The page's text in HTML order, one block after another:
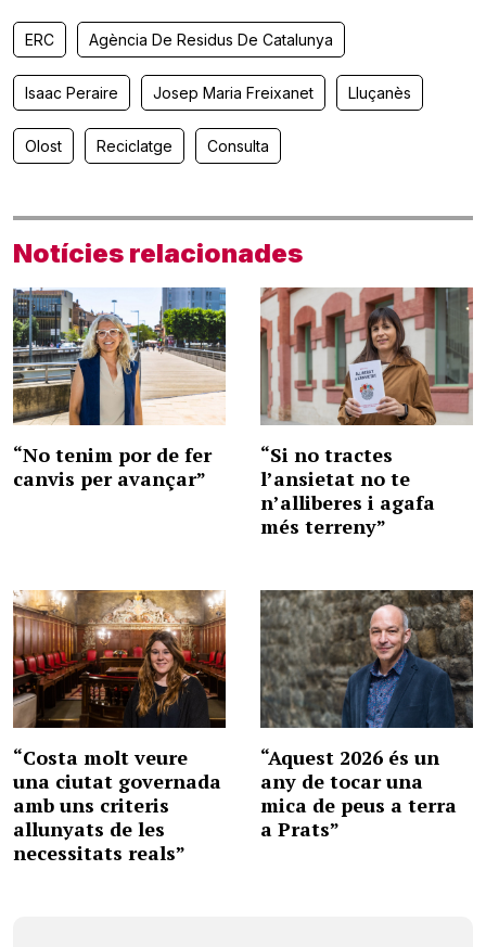
ERC Agència De Residus De Catalunya
Isaac Peraire Josep Maria Freixanet Lluçanès
Olost Reciclatge Consulta
Notícies relacionades
“No tenim por de fer
canvis per avançar”
“Si no tractes
l’ansietat no te
n’alliberes i agafa
més terreny”
“Costa molt veure
una ciutat governada
amb uns criteris
allunyats de les
necessitats reals”
“Aquest 2026 és un
any de tocar una
mica de peus a terra
a Prats”